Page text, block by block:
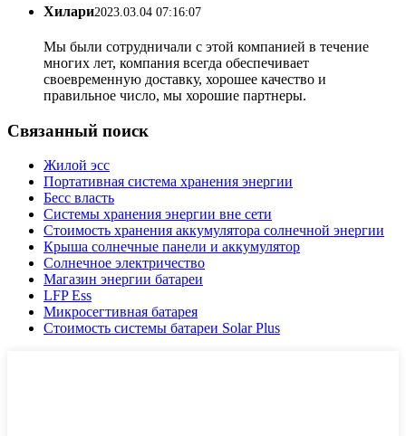
Хилари2023.03.04 07:16:07
Мы были сотрудничали с этой компанией в течение
многих лет, компания всегда обеспечивает
своевременную доставку, хорошее качество и
правильное число, мы хорошие партнеры.
Связанный поиск
Жилой эсс
Портативная система хранения энергии
Бесс власть
Системы хранения энергии вне сети
Стоимость хранения аккумулятора солнечной энергии
Крыша солнечные панели и аккумулятор
Солнечное электричество
Магазин энергии батареи
LFP Ess
Микросегтивная батарея
Стоимость системы батареи Solar Plus